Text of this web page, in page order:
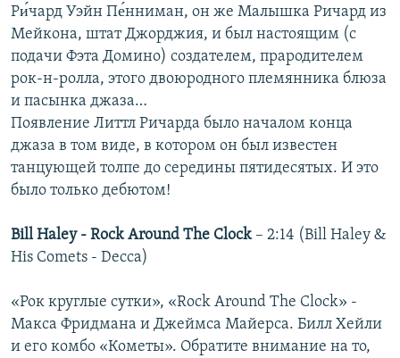
Ри́чард Уэйн Пе́нниман, он же Малышка Ричард из
Мейкона, штат Джорджия, и был настоящим (с
подачи Фэта Домино) создателем, прародителем
рок-н-ролла, этого двоюродного племянника блюза
и пасынка джаза…
Появление Литтл Ричарда было началом конца
джаза в том виде, в котором он был известен
танцующей толпе до середины пятидесятых. И это
было только дебютом!
Bill Haley - Rock Around The Clock– 2:14 (Bill Haley &
His Comets - Decca)
«Рок круглые сутки», «Rock Around The Clock» -
Макса Фридмана и Джеймса Майерса. Билл Хейли
и его комбо «Кометы». Обратите внимание на то,